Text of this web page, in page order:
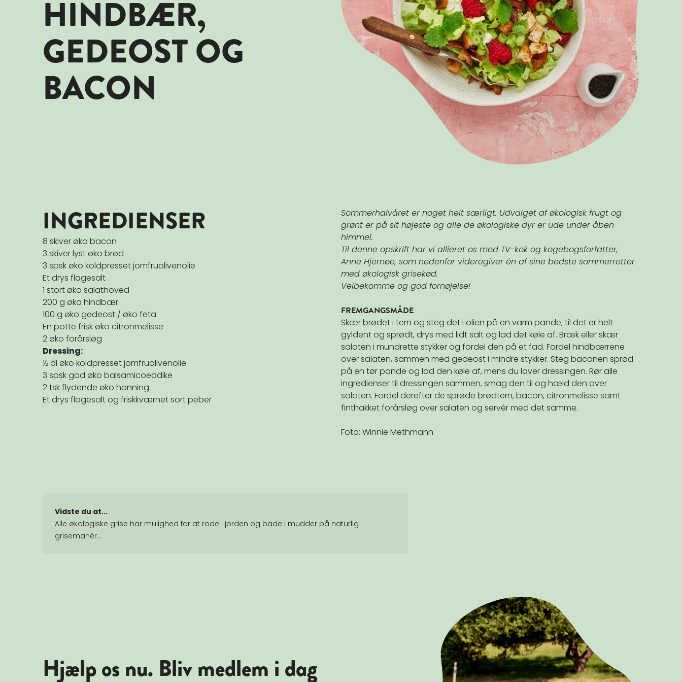
HINDBÆR,
GEDEOST OG
BACON
INGREDIENSER
8 skiver øko bacon
3 skiver lyst øko brød
3 spsk øko koldpresset jomfruolivenolie
Et drys flagesalt
1 stort øko salathoved
200 g øko hindbær
100 g øko gedeost / øko feta
En potte frisk øko citronmelisse
2 øko forårsløg
Dressing:
½ dl øko koldpresset jomfruolivenolie
3 spsk god øko balsamicoeddike
2 tsk flydende øko honning
Et drys flagesalt og friskkværnet sort peber
Sommerhalvåret er noget helt særligt. Udvalget af økologisk frugt og
grønt er på sit højeste og alle de økologiske dyr er ude under åben
himmel.
Til denne opskrift har vi allieret os med TV-kok og kogebogsforfatter,
Anne Hjernøe, som nedenfor videregiver én af sine bedste sommerretter
med økologisk grisekød.
Velbekomme og god fornøjelse!
FREMGANGSMÅDE
Skær brødet i tern og steg det i olien på en varm pande, til det er helt
gyldent og sprødt, drys med lidt salt og lad det køle af. Bræk eller skær
salaten i mundrette stykker og fordel den på et fad. Fordel hindbærrene
over salaten, sammen med gedeost i mindre stykker. Steg baconen sprød
på en tør pande og lad den køle af, mens du laver dressingen. Rør alle
ingredienser til dressingen sammen, smag den til og hæld den over
salaten. Fordel derefter de sprøde brødtern, bacon, citronmelisse samt
finthakket forårsløg over salaten og servér med det samme.
Foto: Winnie Methmann
Vidste du at...
Alle økologiske grise har mulighed for at rode i jorden og bade i mudder på naturlig
grisemanér...
Hjælp os nu. Bliv medlem i dag